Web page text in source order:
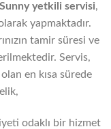
Sunny yetkili servisi,
yapmaktadır.
tamir süresi ve
Servis,
en kısa sürede
odaklı bir hizmet